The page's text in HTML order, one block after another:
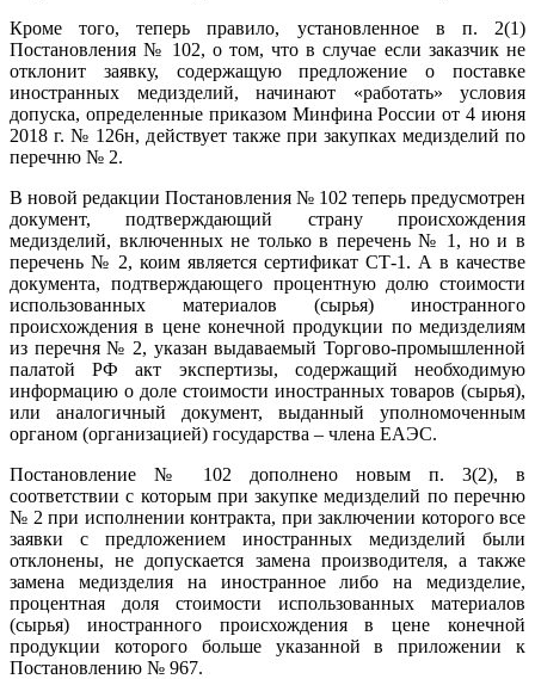
Кроме того, теперь правило, установленное в п. 2(1)
Постановления № 102, о том, что в случае если заказчик не
отклонит заявку, содержащую предложение о поставке
иностранных медизделий, начинают «работать» условия
допуска, определенные приказом Минфина России от 4 июня
2018 г. № 126н, действует также при закупках медизделий по
перечню № 2.
В новой редакции Постановления № 102 теперь предусмотрен
документ, подтверждающий страну происхождения
медизделий, включенных не только в перечень № 1, но и в
перечень № 2, коим является сертификат СТ-1. А в качестве
документа, подтверждающего процентную долю стоимости
использованных материалов (сырья) иностранного
происхождения в цене конечной продукции по медизделиям
из перечня № 2, указан выдаваемый Торгово-промышленной
палатой РФ акт экспертизы, содержащий необходимую
информацию о доле стоимости иностранных товаров (сырья),
или аналогичный документ, выданный уполномоченным
органом (организацией) государства – члена ЕАЭС.
Постановление № 102 дополнено новым п. 3(2), в
соответствии с которым при закупке медизделий по перечню
№ 2 при исполнении контракта, при заключении которого все
заявки с предложением иностранных медизделий были
отклонены, не допускается замена производителя, а также
замена медизделия на иностранное либо на медизделие,
процентная доля стоимости использованных материалов
(сырья) иностранного происхождения в цене конечной
продукции которого больше указанной в приложении к
Постановлению № 967.